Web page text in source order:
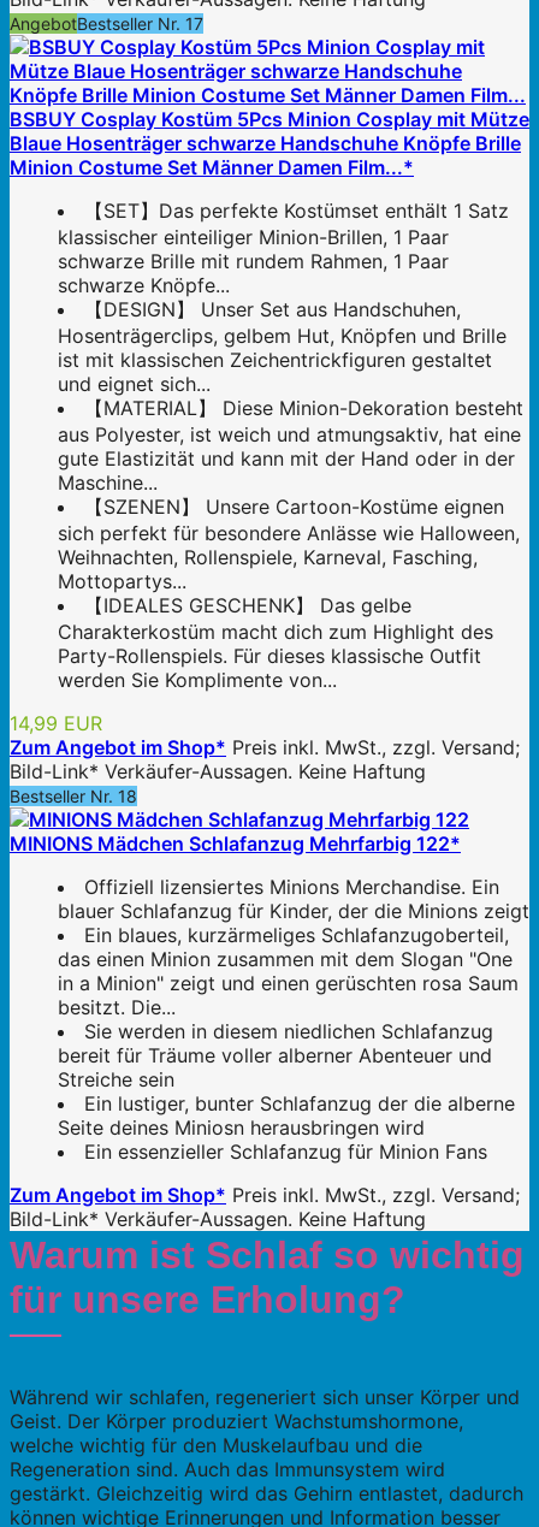
AngebotBestseller Nr. 17
BSBUY Cosplay Kostüm 5Pcs Minion Cosplay mit Mütze
Blaue Hosenträger schwarze Handschuhe Knöpfe Brille
Minion Costume Set Männer Damen Film...*
【SET】Das perfekte Kostümset enthält 1 Satz
klassischer einteiliger Minion-Brillen, 1 Paar
schwarze Brille mit rundem Rahmen, 1 Paar
schwarze Knöpfe...
【DESIGN】 Unser Set aus Handschuhen,
Hosenträgerclips, gelbem Hut, Knöpfen und Brille
ist mit klassischen Zeichentrickfiguren gestaltet
und eignet sich...
【MATERIAL】 Diese Minion-Dekoration besteht
aus Polyester, ist weich und atmungsaktiv, hat eine
gute Elastizität und kann mit der Hand oder in der
Maschine...
【SZENEN】 Unsere Cartoon-Kostüme eignen
sich perfekt für besondere Anlässe wie Halloween,
Weihnachten, Rollenspiele, Karneval, Fasching,
Mottopartys...
【IDEALES GESCHENK】 Das gelbe
Charakterkostüm macht dich zum Highlight des
Party-Rollenspiels. Für dieses klassische Outfit
werden Sie Komplimente von...
14,99 EUR
Zum Angebot im Shop* Preis inkl. MwSt., zzgl. Versand;
Bild-Link* Verkäufer-Aussagen. Keine Haftung
Bestseller Nr. 18
MINIONS Mädchen Schlafanzug Mehrfarbig 122*
Offiziell lizensiertes Minions Merchandise. Ein
blauer Schlafanzug für Kinder, der die Minions zeigt
Ein blaues, kurzärmeliges Schlafanzugoberteil,
das einen Minion zusammen mit dem Slogan "One
in a Minion" zeigt und einen gerüschten rosa Saum
besitzt. Die...
Sie werden in diesem niedlichen Schlafanzug
bereit für Träume voller alberner Abenteuer und
Streiche sein
Ein lustiger, bunter Schlafanzug der die alberne
Seite deines Miniosn herausbringen wird
Ein essenzieller Schlafanzug für Minion Fans
Zum Angebot im Shop* Preis inkl. MwSt., zzgl. Versand;
Bild-Link* Verkäufer-Aussagen. Keine Haftung
Warum ist Schlaf so wichtig
für unsere Erholung?
Während wir schlafen, regeneriert sich unser Körper und
Geist. Der Körper produziert Wachstumshormone,
welche wichtig für den Muskelaufbau und die
Regeneration sind. Auch das Immunsystem wird
gestärkt. Gleichzeitig wird das Gehirn entlastet, dadurch
können wichtige Erinnerungen und Information besser